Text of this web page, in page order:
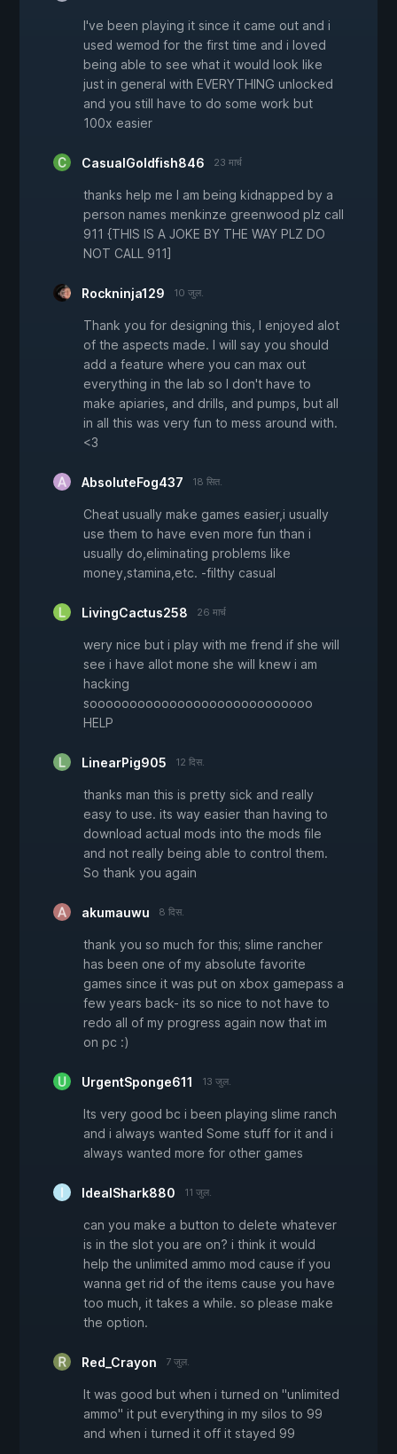
I've been playing it since it came out and i
used wemod for the first time and i loved
being able to see what it would look like
just in general with EVERYTHING unlocked
and you still have to do some work but
100x easier
CasualGoldfish846 23 मार्च
thanks help me I am being kidnapped by a
person names menkinze greenwood plz call
911 {THIS IS A JOKE BY THE WAY PLZ DO
NOT CALL 911]
Rockninja129 10 जुल.
Thank you for designing this, I enjoyed alot
of the aspects made. I will say you should
add a feature where you can max out
everything in the lab so I don't have to
make apiaries, and drills, and pumps, but all
in all this was very fun to mess around with.
<3
AbsoluteFog437 18 सित.
Cheat usually make games easier,i usually
use them to have even more fun than i
usually do,eliminating problems like
money,stamina,etc. -filthy casual
LivingCactus258 26 मार्च
wery nice but i play with me frend if she will
see i have allot mone she will knew i am
hacking
soooooooooooooooooooooooooooo
HELP
LinearPig905 12 दिस.
thanks man this is pretty sick and really
easy to use. its way easier than having to
download actual mods into the mods file
and not really being able to control them.
So thank you again
akumauwu 8 दिस.
thank you so much for this; slime rancher
has been one of my absolute favorite
games since it was put on xbox gamepass a
few years back- its so nice to not have to
redo all of my progress again now that im
on pc :)
UrgentSponge611 13 जुल.
Its very good bc i been playing slime ranch
and i always wanted Some stuff for it and i
always wanted more for other games
IdealShark880 11 जुल.
can you make a button to delete whatever
is in the slot you are on? i think it would
help the unlimited ammo mod cause if you
wanna get rid of the items cause you have
too much, it takes a while. so please make
the option.
Red_Crayon 7 जुल.
It was good but when i turned on "unlimited
ammo" it put everything in my silos to 99
and when i turned it off it stayed 99